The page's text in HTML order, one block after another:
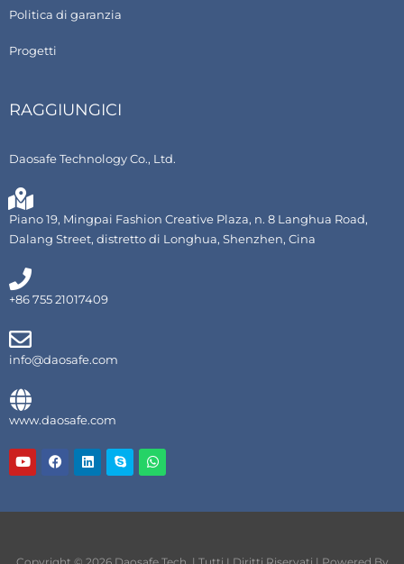
Politica di garanzia
Progetti
RAGGIUNGICI
Daosafe Technology Co., Ltd.
Piano 19, Mingpai Fashion Creative Plaza, n. 8 Langhua Road,
Dalang Street, distretto di Longhua, Shenzhen, Cina
+86 755 21017409
info@daosafe.com
www.daosafe.com
Y
o
u
u
F
a
b
L
i
n
e
S
k
y
e
W
h
a
s